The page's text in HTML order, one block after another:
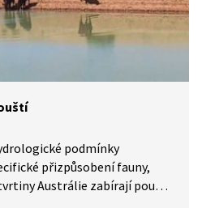
podmínky
přizpůsobení fauny,
Austrálie zabírají pouště